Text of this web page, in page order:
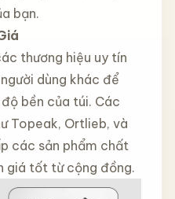
bạn.
thương hiệu uy tín
dùng khác để
bền của túi. Các
Topeak, Ortlieb, và
các sản phẩm chất
giá tốt từ cộng đồng.